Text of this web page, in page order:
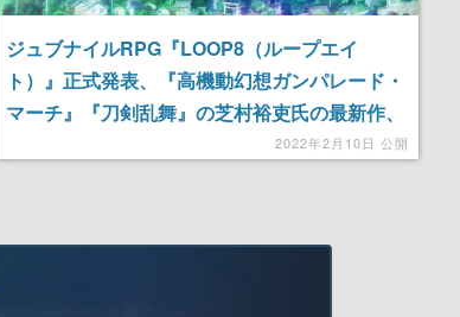
ジュブナイルRPG『LOOP8（ループエイ
ト）』正式発表、『高機動幻想ガンパレード・
マーチ』『刀剣乱舞』の芝村裕吏氏の最新作、
2022年2月10日 公開